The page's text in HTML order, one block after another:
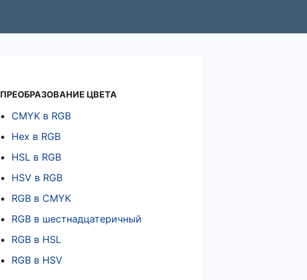
ПРЕОБРАЗОВАНИЕ ЦВЕТА
CMYK в RGB
Hex в RGB
HSL в RGB
HSV в RGB
RGB в CMYK
RGB в шестнадцатеричный
RGB в HSL
RGB в HSV